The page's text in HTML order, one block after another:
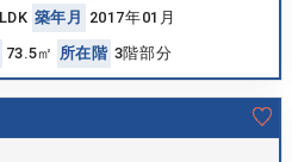
築年 月
2017年01月
73.5㎡ 所在 階 3階部分